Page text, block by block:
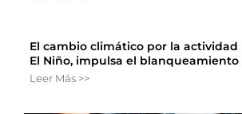
El cambio climático por la actividad
El Niño, impulsa el blanqueamiento
Leer Más >>